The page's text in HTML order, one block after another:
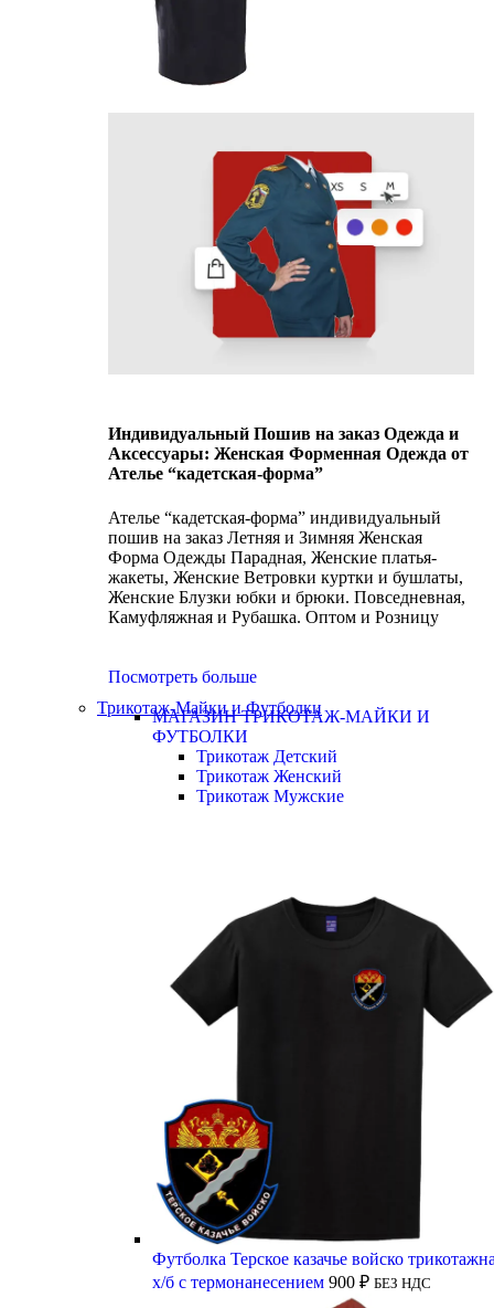
Индивидуальный Пошив на заказ Одежда и
Аксессуары: Женская Форменная Одежда от
Ателье “кадетская-форма”
Ателье “кадетская-форма” индивидуальный
пошив на заказ Летняя и Зимняя Женская
Форма Одежды Парадная, Женские платья-
жакеты, Женские Ветровки куртки и бушлаты,
Женские Блузки юбки и брюки. Повседневная,
Камуфляжная и Рубашка. Оптом и Розницу
Посмотреть больше
Трикотаж-Майки и Футболки
МАГАЗИН ТРИКОТАЖ-МАЙКИ И
ФУТБОЛКИ
Трикотаж Детский
Трикотаж Женский
Трикотаж Мужские
Футболка Терское казачье войско
х/б с термонанесением 900 ₽ БЕЗ НДС